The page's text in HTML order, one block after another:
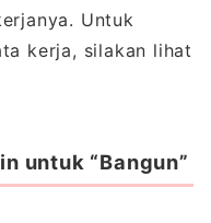
Untuk
kerja, silakan lihat
untuk “Bangun”